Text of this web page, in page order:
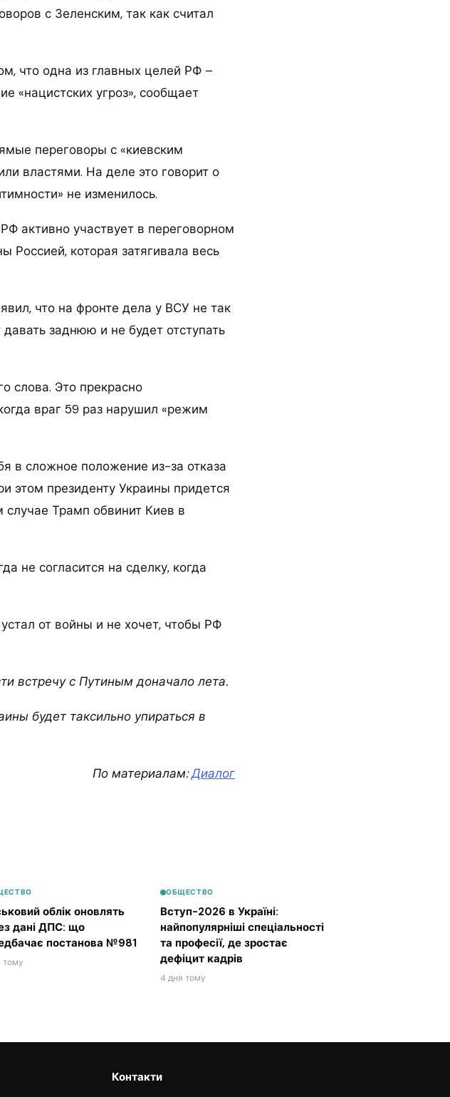
с Зеленским, так как считал
что одна из главных целей РФ –
«нацистских угроз», сообщает
переговоры с «киевским
властями. На деле это говорит о
не изменилось.
активно участвует в переговорном
Россией, которая затягивала весь
что на фронте дела у ВСУ не так
заднюю и не будет отступать
слова. Это прекрасно
враг 59 раз нарушил «режим
в сложное положение из-за отказа
этом президенту Украины придется
случае Трамп обвинит Киев в
не согласится на сделку, когда
от войны и не хочет, чтобы РФ
встречу с Путиным доначало лета.
будет таксильно упираться в
По материалам:Диалог
облік оновлять
дані ДПС: що
постанова №981
тому
ОБЩЕСТВО
Вступ-2026 в Україні:
найпопулярніші спеціальності
та професії, де зростає
дефіцит кадрів
4 дня тому
Контакти